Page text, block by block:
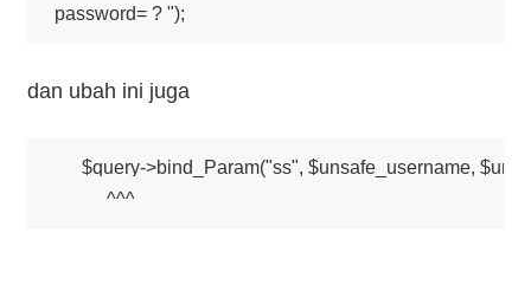
dan ubah ini juga
$query->bind_Param("ss", $unsafe_username,